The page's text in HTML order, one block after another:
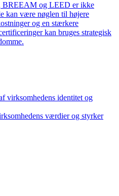
BREEAM og LEED er ikke
kan være nøglen til højere
og en stærkere
kan bruges strategisk
virksomhedens identitet og
værdier og styrker